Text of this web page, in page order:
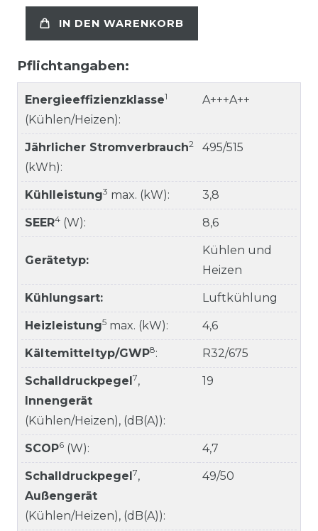
IN DEN WARENKORB
Pflichtangaben:
Energieeffizienzklasse1
(Kühlen/Heizen):
A+++A++
Jährlicher Stromverbrauch2
(kWh):
495/515
Kühlleistung3 max. (kW): 3,8
SEER4 (W): 8,6
Gerätetyp:
Kühlen und
Heizen
Kühlungsart: Luftkühlung
Heizleistung5 max. (kW): 4,6
Kältemitteltyp/GWP8: R32/675
Schalldruckpegel 7,
Innengerät
(Kühlen/Heizen), (dB(A)):
19
SCOP6 (W): 4,7
Schalldruckpegel 7,
Außengerät
(Kühlen/Heizen), (dB(A)):
49/50